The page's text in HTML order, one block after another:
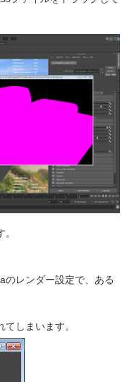
のレンダー設定で、ある
しまいます。